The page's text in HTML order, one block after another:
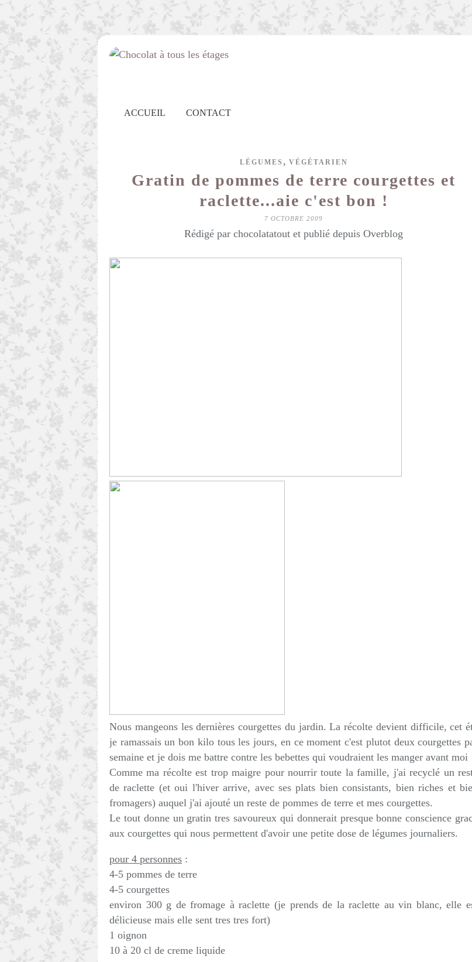
ACCUEIL CONTACT
LÉGUMES , VÉGÉTARIEN
Gratin de pommes de terre courgettes et
raclette...aie c'est bon !
7 OCTOBRE 2009
Rédigé par chocolatatout et publié depuis Overblog
Nous mangeons les dernières courgettes du jardin. La récolte devient difficile, cet
je ramassais un bon kilo tous les jours, en ce moment c'est plutot deux courgettes
semaine et je dois me battre contre les bebettes qui voudraient les manger avant moi
Comme ma récolte est trop maigre pour nourrir toute la famille, j'ai recyclé un
de raclette (et oui l'hiver arrive, avec ses plats bien consistants, bien riches et
fromagers) auquel j'ai ajouté un reste de pommes de terre et mes courgettes.
Le tout donne un gratin tres savoureux qui donnerait presque bonne conscience
aux courgettes qui nous permettent d'avoir une petite dose de légumes journaliers.
pour 4 personnes :
4-5 pommes de terre
4-5 courgettes
environ 300 g de fromage à raclette (je prends de la raclette au vin blanc, elle
délicieuse mais elle sent tres tres fort)
1 oignon
10 à 20 cl de creme liquide